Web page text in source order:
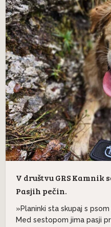
V društvu GRS Kamnik
Pasjih pečin.
»Planinki sta skupaj s
Med sestopom jima pasji